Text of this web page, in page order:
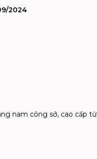
2024
nam công sở, cao cấp từ